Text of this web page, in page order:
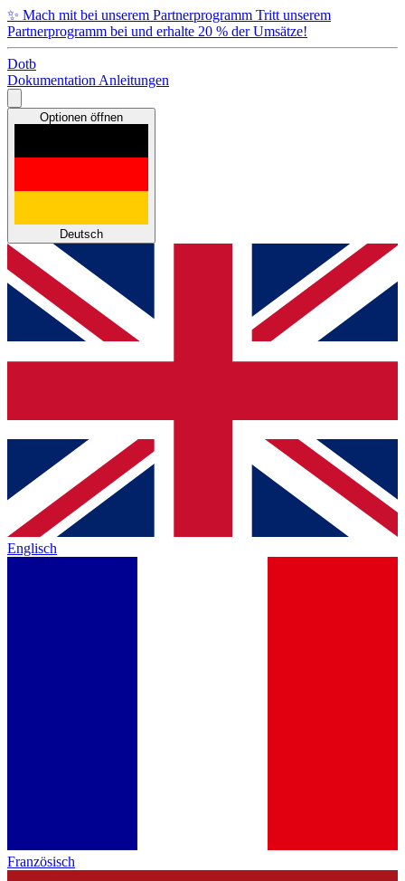
✨ Mach mit bei unserem Partnerprogramm Tritt unserem
Partnerprogramm bei und erhalte 20 % der Umsätze!
Dotb
Dokumentation Anleitungen
Optionen öffnen
Deutsch
Englisch
Französisch